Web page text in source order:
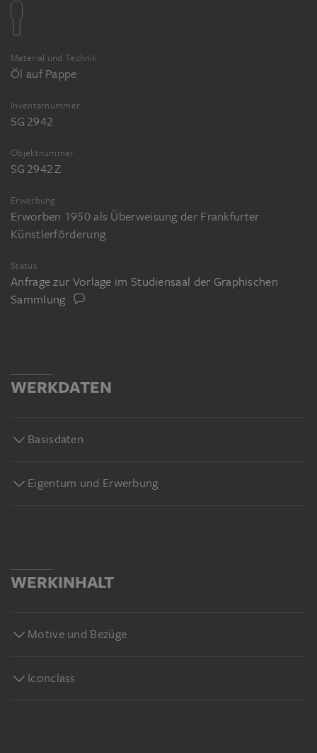
Material und Technik
Öl auf Pappe
Inventarnummer
SG 2942
Objektnummer
SG 2942 Z
Erwerbung
Erworben 1950 als Überweisung der Frankfurter
Künstlerförderung
Status
Anfrage zur Vorlage im Studiensaal der Graphischen
Sammlung
WERKDATEN
Basisdaten
Eigentum und Erwerbung
WERKINHALT
Motive und Bezüge
Iconclass